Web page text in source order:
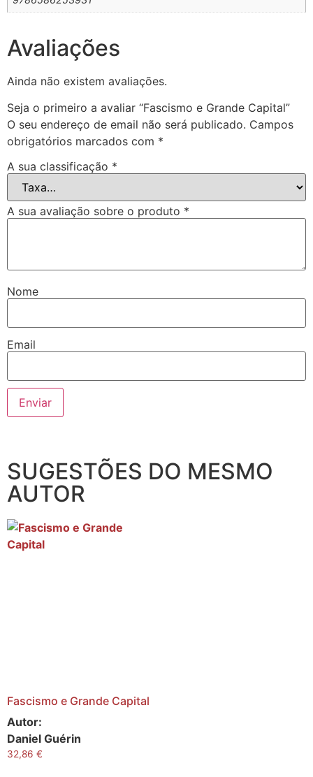
Avaliações
Ainda não existem avaliações.
Seja o primeiro a avaliar “Fascismo e Grande Capital”
O seu endereço de email não será publicado. Campos
obrigatórios marcados com *
A sua classificação *
A sua avaliação sobre o produto *
Nome
Email
SUGESTÕES DO MESMO
AUTOR
Fascismo e Grande Capital
Autor:
Daniel Guérin
32,86 €